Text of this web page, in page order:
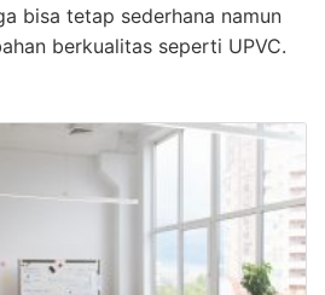
bisa tetap sederhana namun
berkualitas seperti UPVC.